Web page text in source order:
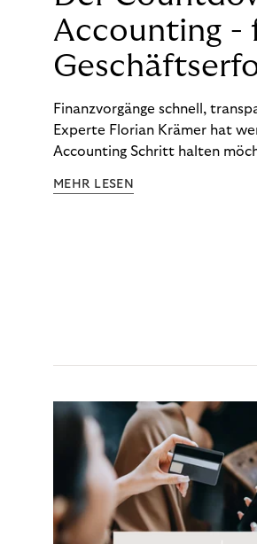
Accounting -
Finanzvorgänge schnell,
Experte Florian Krämer hat
Accounting Schritt halten
MEHR LESEN